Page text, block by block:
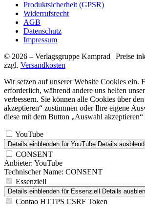
Produktsicherheit (GPSR)
Widerrufsrecht
AGB
Datenschutz
Impressum
© 2026 – Verlagsgruppe Kamprad | Preise
zzgl. Versandkosten
Wir setzen auf unserer Website Cookies ein.
erforderlich, während andere uns helfen
verbessern. Sie können alle Cookies über
akzeptieren“ zustimmen oder Ihre eigene
diese mit dem Button „Auswahl akzeptieren“
YouTube
Details einblenden für YouTube Details
CONSENT
Anbieter: YouTube
Technischer Name: CONSENT
Essenziell
Details einblenden für Essenziell Details
Contao HTTPS CSRF Token